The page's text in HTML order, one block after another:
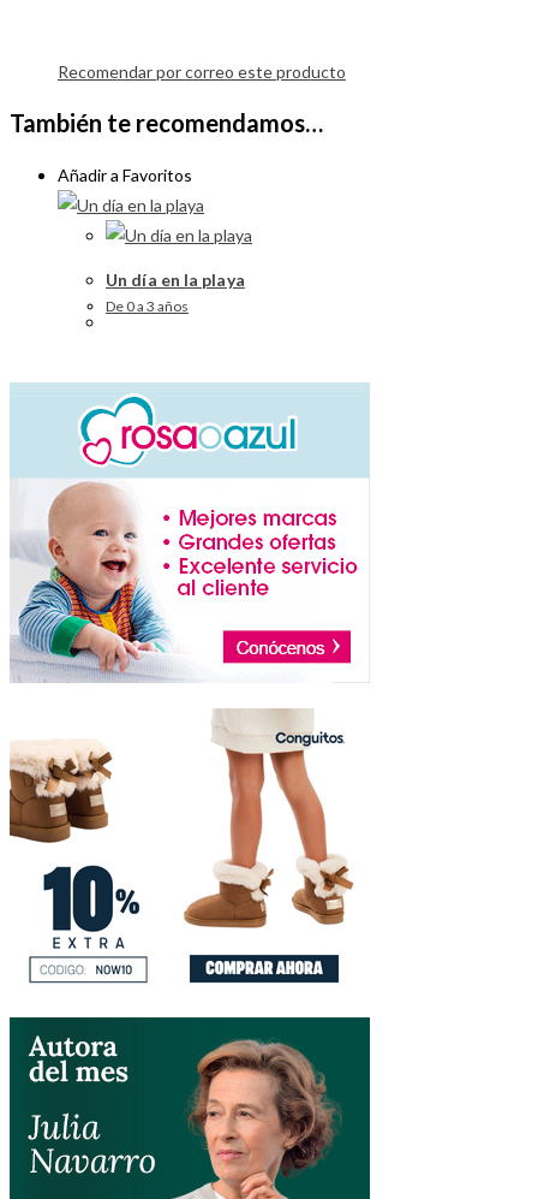
Recomendar por correo este producto
También te recomendamos…
Añadir a Favoritos
Un día en la playa
De 0 a 3 años